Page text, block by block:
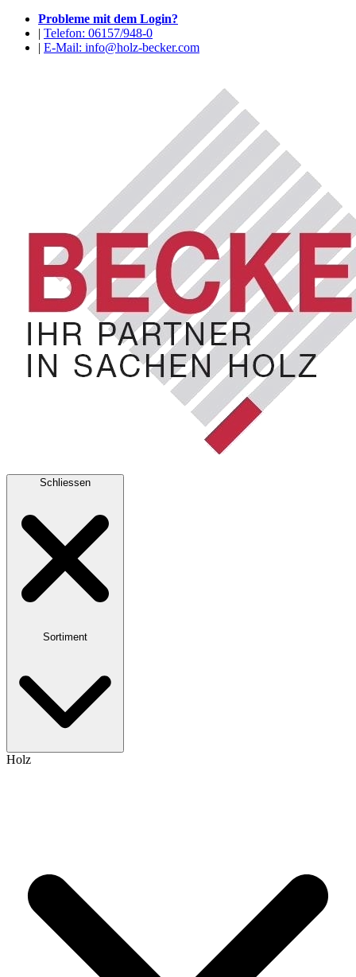
Probleme mit dem Login?
| Telefon: 06157/948-0
| E-Mail: info@holz-becker.com
Schliessen
Sortiment
Holz